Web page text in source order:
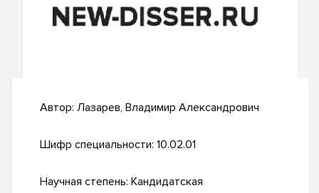
Автор: Лазарев, Владимир Александрович
Шифр специальности: 10.02.01
Научная степень: Кандидатская